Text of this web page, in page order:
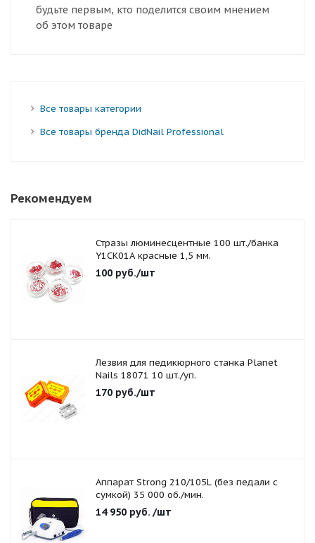
будьте первым, кто поделится своим мнением
об этом товаре
Все товары категории
Все товары бренда DidNail Professional
Рекомендуем
Стразы люминесцентные 100 шт./банка
Y1CK01A красные 1,5 мм.
100 руб./шт
Лезвия для педикюрного станка Planet
Nails 18071 10 шт./уп.
170 руб./шт
Аппарат Strong 210/105L (без педали с
сумкой) 35 000 об./мин.
14 950 руб. /шт